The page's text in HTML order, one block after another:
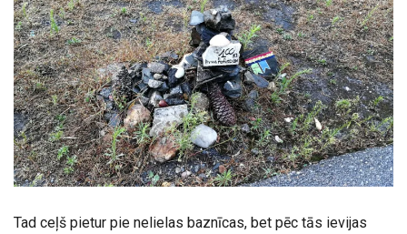
Tad ceļš pietur pie nelielas baznīcas, bet pēc tās ievijas